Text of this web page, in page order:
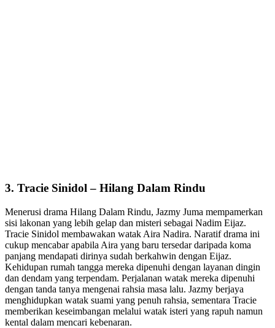
3. Tracie Sinidol – Hilang Dalam Rindu
Menerusi drama Hilang Dalam Rindu, Jazmy Juma mempamerkan
sisi lakonan yang lebih gelap dan misteri sebagai Nadim Eijaz.
Tracie Sinidol membawakan watak Aira Nadira. Naratif drama ini
cukup mencabar apabila Aira yang baru tersedar daripada koma
panjang mendapati dirinya sudah berkahwin dengan Eijaz.
Kehidupan rumah tangga mereka dipenuhi dengan layanan dingin
dan dendam yang terpendam. Perjalanan watak mereka dipenuhi
dengan tanda tanya mengenai rahsia masa lalu. Jazmy berjaya
menghidupkan watak suami yang penuh rahsia, sementara Tracie
memberikan keseimbangan melalui watak isteri yang rapuh namun
kental dalam mencari kebenaran.